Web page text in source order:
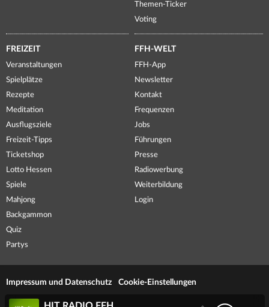
Themen-Ticker
Voting
FREIZEIT
Veranstaltungen
Spielplätze
Rezepte
Meditation
Ausflugsziele
Freizeit-Tipps
Ticketshop
Lotto Hessen
Spiele
Mahjong
Backgammon
Quiz
Partys
FFH-WELT
FFH-App
Newsletter
Kontakt
Frequenzen
Jobs
Führungen
Presse
Radiowerbung
Weiterbildung
Login
Impressum und Datenschutz Cookie-Einstellungen